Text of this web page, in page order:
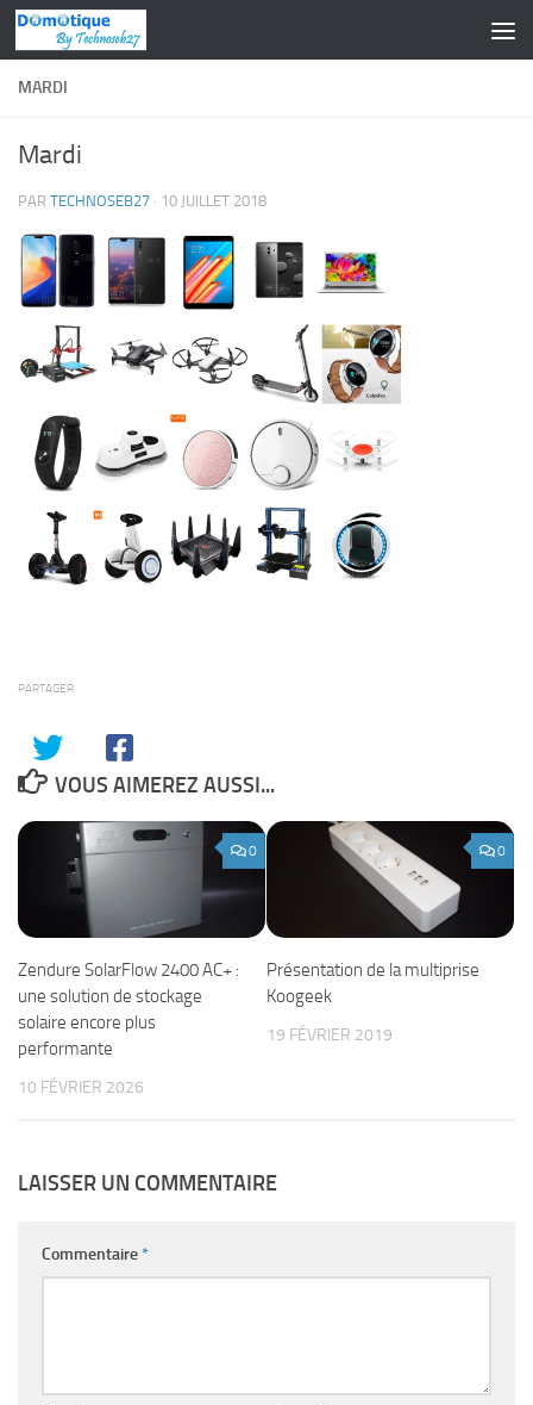
Skip to content
MARDI
Mardi
PAR TECHNOSEB27 · 10 JUILLET 2018
PARTAGER
VOUS AIMEREZ AUSSI...
0
Zendure SolarFlow 2400 AC+ :
une solution de stockage
solaire encore plus
performante
10 FÉVRIER 2026
0
Présentation de la multiprise
Koogeek
19 FÉVRIER 2019
LAISSER UN COMMENTAIRE
Commentaire*